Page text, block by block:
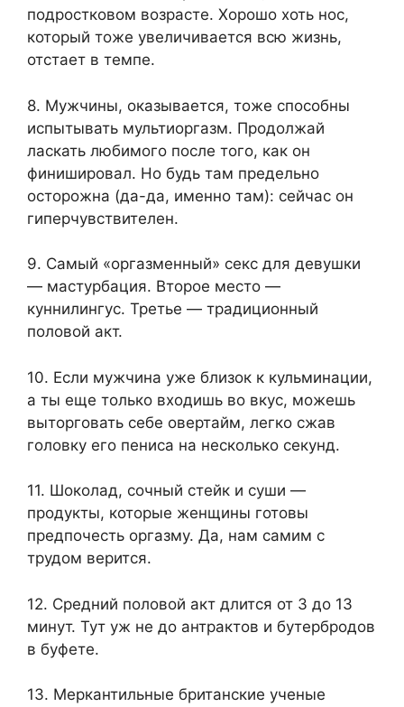
подростковом возрасте. Хорошо хоть нос,
который тоже увеличивается всю жизнь,
отстает в темпе.
8. Мужчины, оказывается, тоже способны
испытывать мультиоргазм. Продолжай
ласкать любимого после того, как он
финишировал. Но будь там предельно
осторожна (да-да, именно там): сейчас он
гиперчувствителен.
9. Самый «оргазменный» секс для девушки
— мастурбация. Второе место —
куннилингус. Третье — традиционный
половой акт.
10. Если мужчина уже близок к кульминации,
а ты еще только входишь во вкус, можешь
выторговать себе овертайм, легко сжав
головку его пениса на несколько секунд.
11. Шоколад, сочный стейк и суши —
продукты, которые женщины готовы
предпочесть оргазму. Да, нам самим с
трудом верится.
12. Средний половой акт длится от 3 до 13
минут. Тут уж не до антрактов и бутербродов
в буфете.
13. Меркантильные британские ученые